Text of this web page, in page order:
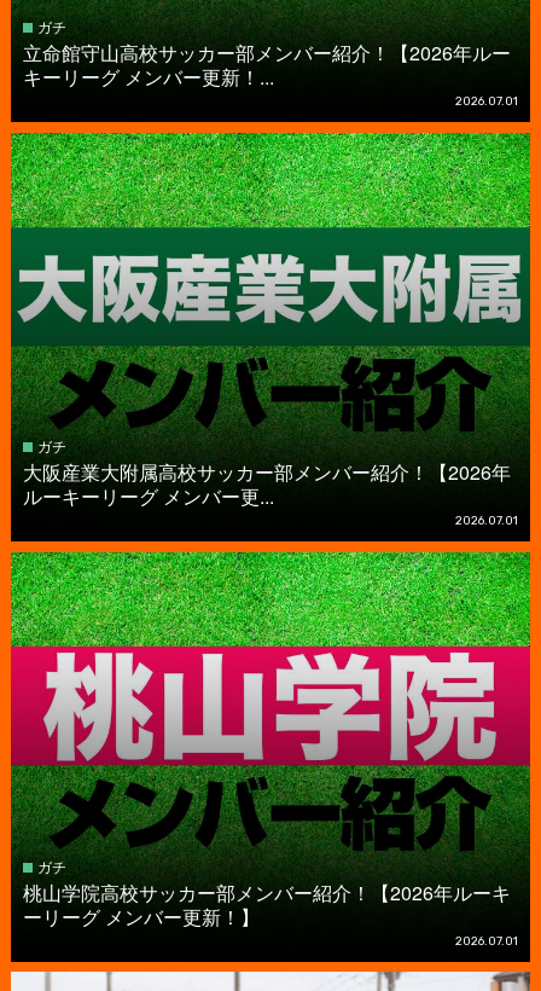
ガチ
立命館守山高校サッカー部メンバー紹介！【2026年ルー
キーリーグ メンバー更新！...
2026.07.01
ガチ
大阪産業大附属高校サッカー部メンバー紹介！【2026年
ルーキーリーグ メンバー更...
2026.07.01
ガチ
桃山学院高校サッカー部メンバー紹介！【2026年ルーキ
ーリーグ メンバー更新！】
2026.07.01